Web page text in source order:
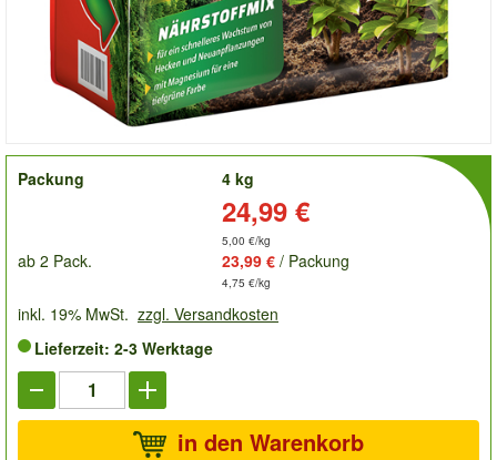
order
Packung
4 kg
24,99 €
5,00 €/kg
ab 2 Pack. 23,99 € / Packung
4,75 €/kg
inkl. 19% MwSt. zzgl. Versandkosten
Lieferzeit: 2-3 Werktage
in den Warenkorb